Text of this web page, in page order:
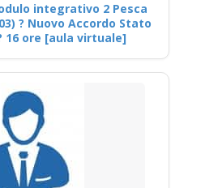
integrativo 2 Pesca
? Nuovo Accordo Stato
16 ore [aula virtuale]